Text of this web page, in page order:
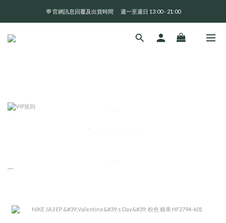
全 館 消 費 滿 三 千 免 運 費 🤘🏻
💬 官網訊息回覆及出貨時間       週一至週日 13:00 - 21:00
全 館 消 費 滿 三 千 免 運 費 🤘🏻